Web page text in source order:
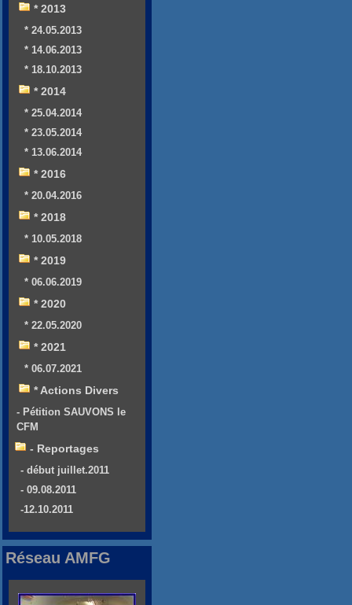
* 2013
* 24.05.2013
* 14.06.2013
* 18.10.2013
* 2014
* 25.04.2014
* 23.05.2014
* 13.06.2014
* 2016
* 20.04.2016
* 2018
* 10.05.2018
* 2019
* 06.06.2019
* 2020
* 22.05.2020
* 2021
* 06.07.2021
* Actions Divers
- Pétition SAUVONS le
CFM
- Reportages
- début juillet.2011
- 09.08.2011
-12.10.2011
Réseau AMFG